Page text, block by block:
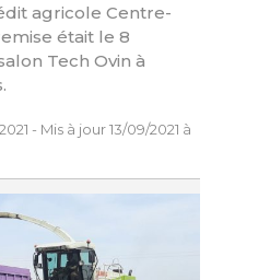
agricole Centre-
était le 8
Tech Ovin à
- Mis à jour 13/09/2021 à